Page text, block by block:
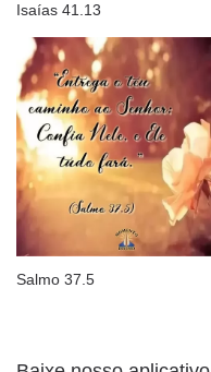
Isaías 41.13
Salmo 37.5